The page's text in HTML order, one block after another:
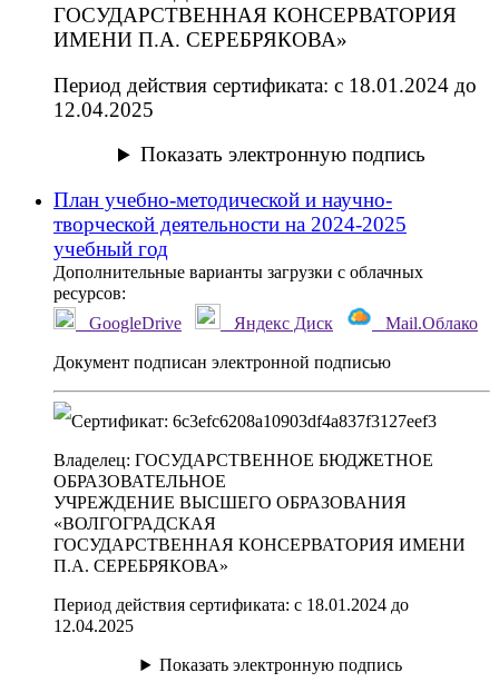
ГОСУДАРСТВЕННАЯ КОНСЕРВАТОРИЯ
ИМЕНИ П.А. СЕРЕБРЯКОВА»
Период действия сертификата: с 18.01.2024 до
12.04.2025
Показать электронную подпись
План учебно-методической и научно-
творческой деятельности на 2024-2025
учебный год
Дополнительные варианты загрузки с облачных
ресурсов:
GoogleDrive
Яндекс Диск Mail.Облако
Документ подписан электронной подписью
Сертификат: 6c3efc6208a10903df4a837f3127eef3
Владелец: ГОСУДАРСТВЕННОЕ БЮДЖЕТНОЕ
ОБРАЗОВАТЕЛЬНОЕ
УЧРЕЖДЕНИЕ ВЫСШЕГО ОБРАЗОВАНИЯ
«ВОЛГОГРАДСКАЯ
ГОСУДАРСТВЕННАЯ КОНСЕРВАТОРИЯ ИМЕНИ
П.А. СЕРЕБРЯКОВА»
Период действия сертификата: с 18.01.2024 до
12.04.2025
Показать электронную подпись